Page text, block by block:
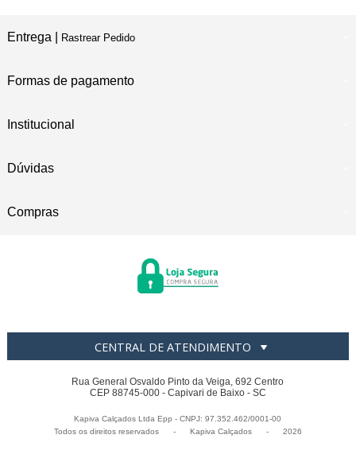
Entrega | Rastrear Pedido
Formas de pagamento
Institucional
Dúvidas
Compras
CENTRAL DE ATENDIMENTO
Rua General Osvaldo Pinto da Veiga, 692 Centro
CEP 88745-000 - Capivari de Baixo - SC
Kapiva Calçados Ltda Epp - CNPJ: 97.352.462/0001-00
Todos os direitos reservados
- Kapiva Calçados - 2026